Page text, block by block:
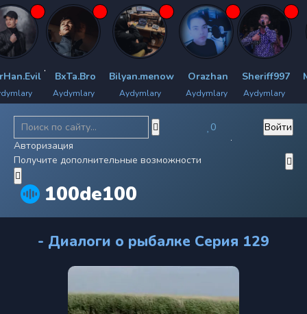
BxTa.Bro
Aydymlary
Bilyan.menow
Aydymlary
Orazhan
Aydymlary
Sheriff997
Aydymlary
100de100
0
Войти
Авторизация
Получите дополнительные возможности
- Диалоги о рыбалке Серия 129